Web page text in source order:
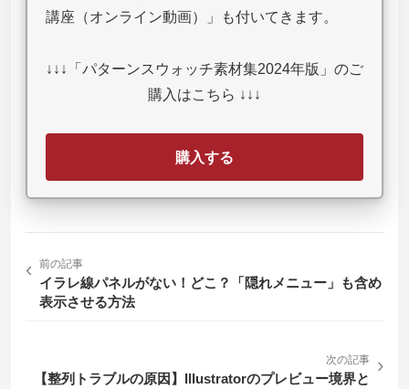
講座（オンライン動画）」も付いてきます。
↓↓↓「パターンスウォッチ素材集2024年版」のご
購入はこちら ↓↓↓
購入する
‹ 前の記事
イラレ線パネルがない！どこ？「隠れメニュー」も含め
表示させる方法
次の記事
【整列トラブルの原因】Illustratorのプレビュー境界と
›